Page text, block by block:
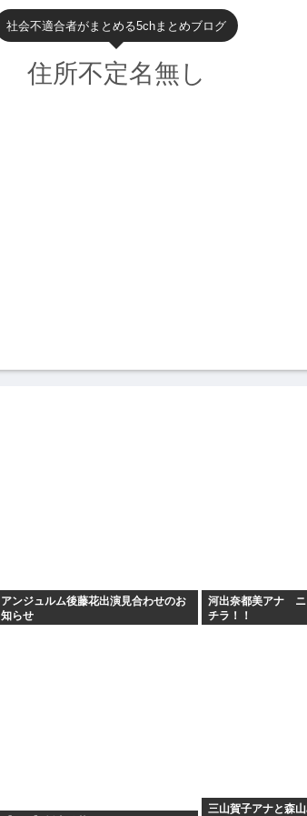
社会不適合者がまとめる5chまとめブログ
住所不定名無し
アンジュルム後藤花出演見合わせのお
知らせ
河出奈都美アナ ニ
チラ！！
三山賀子アナと森